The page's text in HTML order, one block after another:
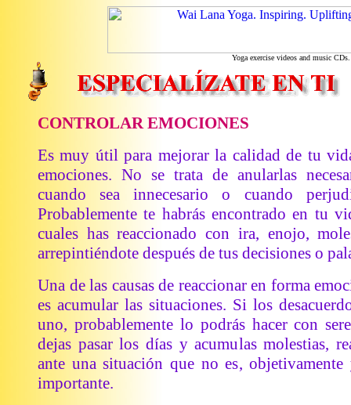
Yoga exercise videos and music CDs.
CONTROLAR EMOCIONES
Es muy útil para mejorar la calidad de tu
emociones. No se trata de anularlas
cuando sea innecesario o cuando
Probablemente te habrás encontrado en tu
cuales has reaccionado con ira, enojo,
arrepintiéndote después de tus decisiones o
Una de las causas de reaccionar en forma
es acumular las situaciones. Si los
uno, probablemente lo podrás hacer con
dejas pasar los días y acumulas molestias,
ante una situación que no es, objetivamente
importante.